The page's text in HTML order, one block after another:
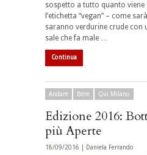
sospetto a tutto quanto
l’etichetta “vegan” – come
saranno verdurine crude con
sale che fa male …
Continua
Andare Bere Qui Milano
Edizione 2016:
più Aperte
18/09/2016 | Daniela Ferrando